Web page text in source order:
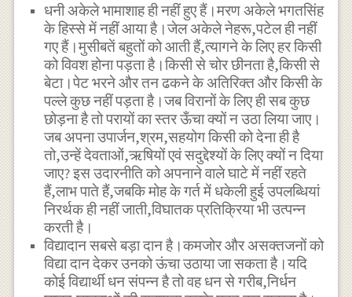
धनी अकेले भामाशाह ही नहीं हुए हैं।मरण अकेले भगतसिंह
के हिस्से में नहीं आया है।जेल अकेले नेहरू,पटेल ही नहीं
गए हैं।मुसीबतें बहुतों को आती हैं,त्यागने के लिए हर किसी
को विवश होना पड़ता है।किसी से चोर छीनता है,किसी से
बेटा।पेट भरने और तन ढकने के अतिरिक्त और किसी के
पल्ले कुछ नहीं पड़ता है।जब विरानों के लिए ही सब कुछ
छोड़ना है तो परायों का स्तर ऊँचा क्यों न उठा लिया जाए।
जब अपना उपार्जन,श्रम,सहयोग किसी को देना ही है
तो,उन्हें देवताओं,ऋषियों एवं सदुद्देश्यों के लिए क्यों न दिया
जाए? इस उदारनीति को अपनाने वाले घाटे में नहीं रहते
हैं,लाभ पाते हैं,जबकि मोह के गर्त में धकेली हुई उपलब्धियां
निरर्थक ही नहीं जाती,विघातक प्रतिक्रिया भी उत्पन्न
करती है।
विद्यादान सबसे बड़ा दान है।कमजोर और असक्तजनों को
विद्या दान देकर उनको ऊंचा उठाया जा सकता है।यदि
कोई विद्यार्थी धन संपन्न है तो वह धन से गरीब,निर्धन